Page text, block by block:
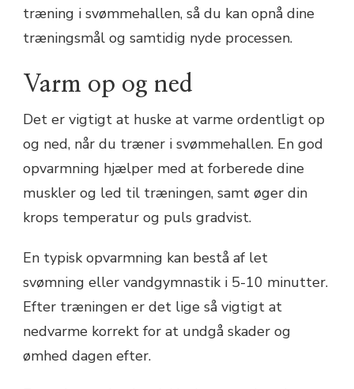
træning i svømmehallen, så du kan opnå dine
træningsmål og samtidig nyde processen.
Varm op og ned
Det er vigtigt at huske at varme ordentligt op
og ned, når du træner i svømmehallen. En god
opvarmning hjælper med at forberede dine
muskler og led til træningen, samt øger din
krops temperatur og puls gradvist.
En typisk opvarmning kan bestå af let
svømning eller vandgymnastik i 5-10 minutter.
Efter træningen er det lige så vigtigt at
nedvarme korrekt for at undgå skader og
ømhed dagen efter.